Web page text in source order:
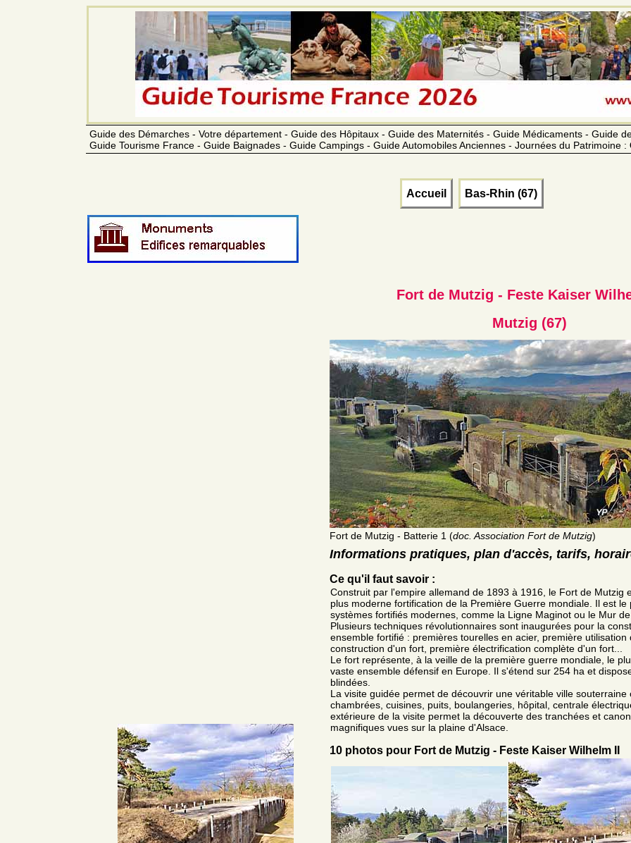
Guide des Démarches - Votre département - Guide des Hôpitaux - Guide des Maternités - Guide Médicaments - Guide
Guide Tourisme France - Guide Baignades - Guide Campings - Guide Automobiles Anciennes - Journées du Patrimoine :
Accueil Bas-Rhin (67)
Fort de Mutzig - Feste Kaiser
Mutzig (67)
Fort de Mutzig - Batterie 1 (doc. Association Fort de Mutzig)
Informations pratiques, plan d'accès, tarifs,
Ce qu'il faut savoir :
Construit par l'empire allemand de 1893 à 1916, le Fort de Mutzig
plus moderne fortification de la Première Guerre mondiale. Il est le
systèmes fortifiés modernes, comme la Ligne Maginot ou le Mur
Plusieurs techniques révolutionnaires sont inaugurées pour la
ensemble fortifié : premières tourelles en acier, première utilisation
construction d'un fort, première électrification complète d'un fort...
Le fort représente, à la veille de la première guerre mondiale, le
vaste ensemble défensif en Europe. Il s'étend sur 254 ha et
blindées.
La visite guidée permet de découvrir une véritable ville souterraine
chambrées, cuisines, puits, boulangeries, hôpital, centrale
extérieure de la visite permet la découverte des tranchées et
magnifiques vues sur la plaine d'Alsace.
10 photos pour Fort de Mutzig - Feste Kaiser Wilhelm II